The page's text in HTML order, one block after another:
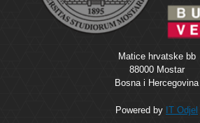
Matice hrvatske bb
88000 Mostar
Bosna i Hercegovina
Powered by IT Odjel